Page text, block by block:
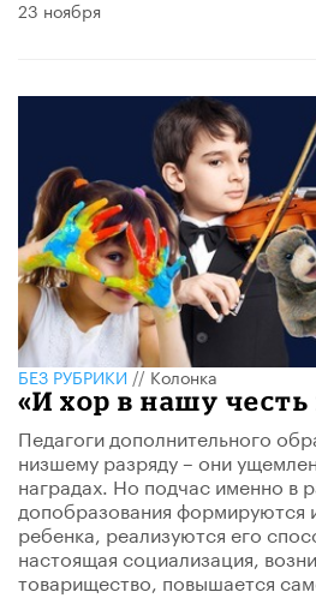
23 ноября
БЕЗ РУБРИКИ//Колонка
«И хор в нашу честь
Педагоги дополнительного
низшему разряду – они
наградах. Но подчас именно в
допобразования формируются
ребенка, реализуются его
настоящая социализация,
товарищество, повышается